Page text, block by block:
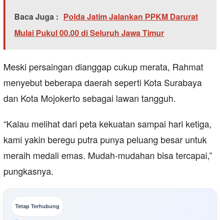
Baca Juga : Polda Jatim Jalankan PPKM Darurat
Mulai Pukul 00.00 di Seluruh Jawa Timur
Meski persaingan dianggap cukup merata, Rahmat
menyebut beberapa daerah seperti Kota Surabaya
dan Kota Mojokerto sebagai lawan tangguh.
“Kalau melihat dari peta kekuatan sampai hari ketiga,
kami yakin beregu putra punya peluang besar untuk
meraih medali emas. Mudah-mudahan bisa tercapai,”
pungkasnya.
Tetap Terhubung